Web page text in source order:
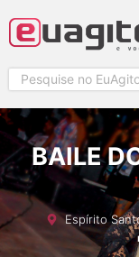
BAILE
Espírito